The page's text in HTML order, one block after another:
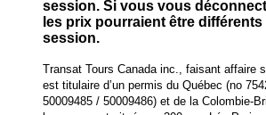
session. Si vous vous
les prix pourraient être
session.
Transat Tours Canada inc., faisant affaire
est titulaire d’un permis du Québec (no
50009485 / 50009486) et de la Colombie-